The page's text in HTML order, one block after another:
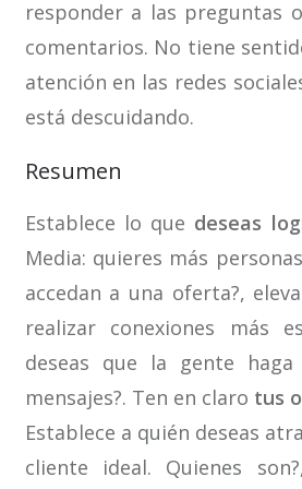
responder a las preguntas
comentarios. No tiene
atención en las redes
está descuidando.
Resumen
Establece lo que deseas
Media: quieres más
accedan a una oferta?,
realizar conexiones más
deseas que la gente
mensajes?. Ten en claro tus
Establece a quién deseas
cliente ideal. Quienes